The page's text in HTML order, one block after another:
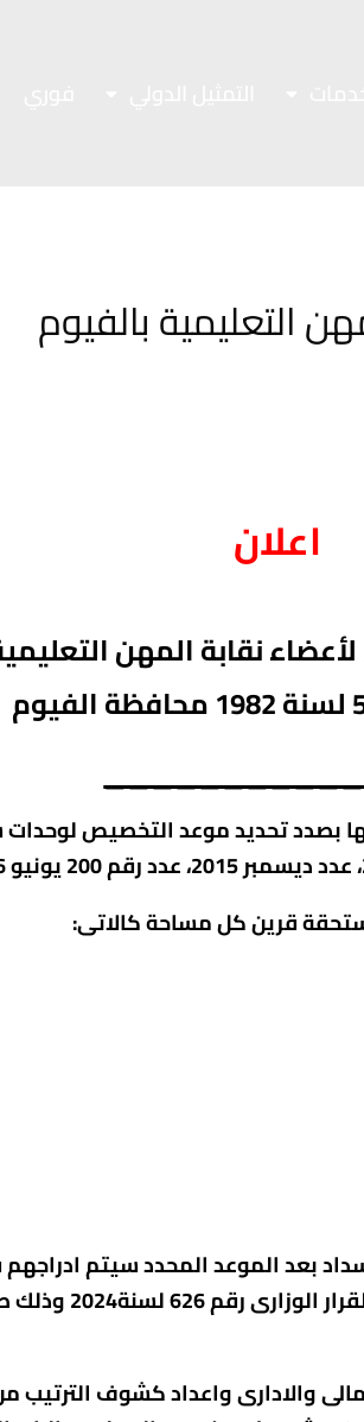
التعليمية بالفيوم
اعلان
نقابة المهن
لسنة 1982 محافظة الفيوم
بصدد تحديد موعد التخصيص لوحدات
قرين كل مساحة كالاتى:
10 /6 /2026 حتى 25 /6 /2026 ،وفى حالة السداد بعد
واعداد كشوف الترتيب من